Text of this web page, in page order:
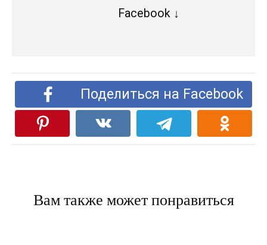
Facebook ↓
Поделиться на Facebook
Вам также может понравиться